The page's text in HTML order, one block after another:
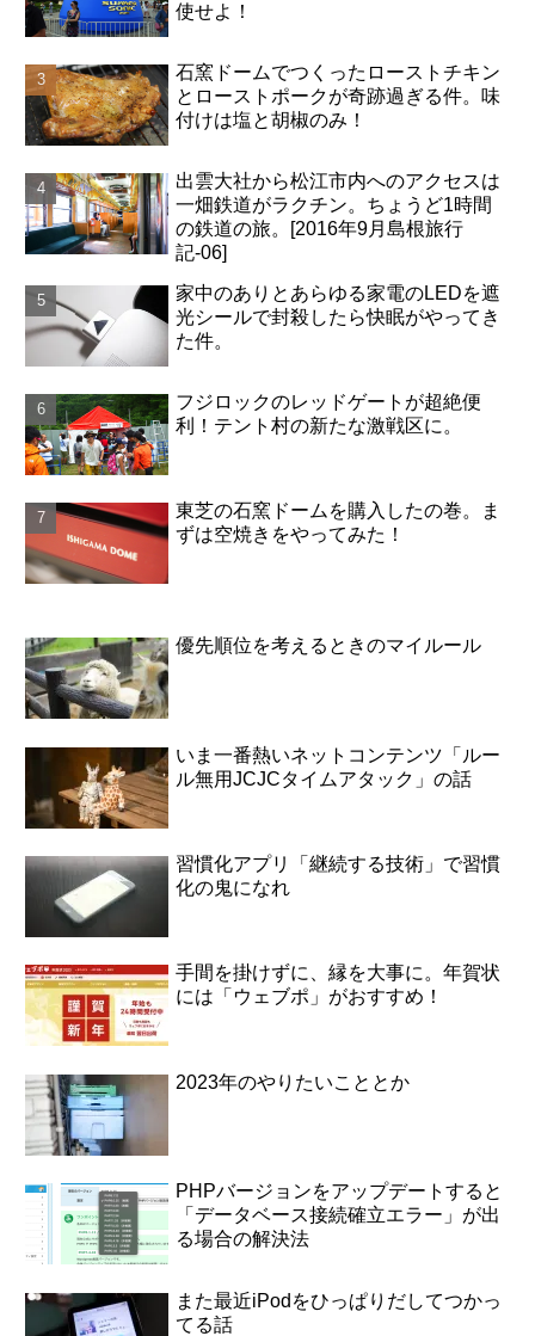
使せよ！
石窯ドームでつくったローストチキン
とローストポークが奇跡過ぎる件。味
付けは塩と胡椒のみ！
出雲大社から松江市内へのアクセスは
一畑鉄道がラクチン。ちょうど1時間
の鉄道の旅。[2016年9月島根旅行
記-06]
家中のありとあらゆる家電のLEDを遮
光シールで封殺したら快眠がやってき
た件。
フジロックのレッドゲートが超絶便
利！テント村の新たな激戦区に。
東芝の石窯ドームを購入したの巻。ま
ずは空焼きをやってみた！
優先順位を考えるときのマイルール
いま一番熱いネットコンテンツ「ルー
ル無用JCJCタイムアタック」の話
習慣化アプリ「継続する技術」で習慣
化の鬼になれ
手間を掛けずに、縁を大事に。年賀状
には「ウェブポ」がおすすめ！
2023年のやりたいこととか
PHPバージョンをアップデートすると
「データベース接続確立エラー」が出
る場合の解決法
また最近iPodをひっぱりだしてつかっ
てる話